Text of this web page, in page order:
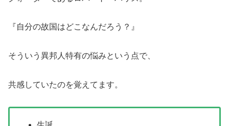
『自分の故国はどこなんだろう？』
そういう異邦人特有の悩みという点で、
共感していたのを覚えてます。